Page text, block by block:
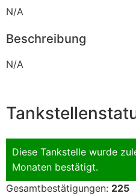
N/A
Beschreibung
N/A
Diese Tankstelle wurde
Monaten bestätigt.
Gesamtbestätigungen: 225